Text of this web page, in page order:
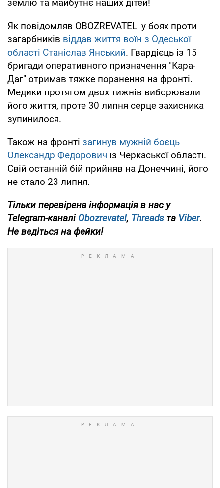
землю та майбутнє наших дітей!
Як повідомляв OBOZREVATEL, у боях проти
загарбників віддав життя воїн з Одеської
області Станіслав Янський. Гвардієць із 15
бригади оперативного призначення "Кара-
Даг" отримав тяжке поранення на фронті.
Медики протягом двох тижнів виборювали
його життя, проте 30 липня серце захисника
зупинилося.
Також на фронті загинув мужній боєць
Олександр Федорович із Черкаської області.
Свій останній бій прийняв на Донеччині, його
не стало 23 липня.
Тільки перевірена інформація в нас у
Telegram-каналі Obozrevatel, Threads та Viber.
Не ведіться на фейки!